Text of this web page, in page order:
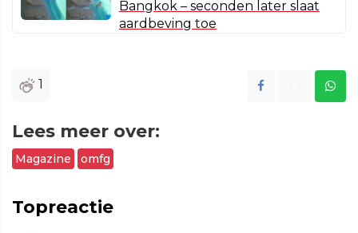
Bangkok – seconden later slaat
aardbeving toe
1
Lees meer over:
Magazine omfg
Topreactie